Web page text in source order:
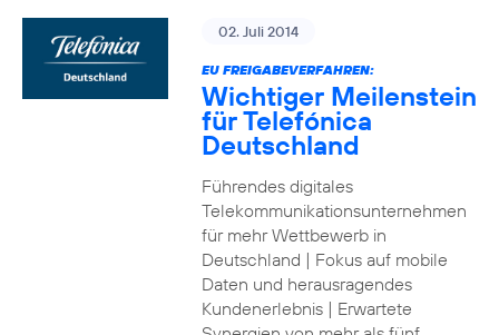
02. Juli 2014
EU FREIGABEVERFAHREN:
Wichtiger Meilenstein
für Telefónica
Deutschland
Führendes digitales
Telekommunikationsunternehmen
für mehr Wettbewerb in
Deutschland | Fokus auf mobile
Daten und herausragendes
Kundenerlebnis | Erwartete